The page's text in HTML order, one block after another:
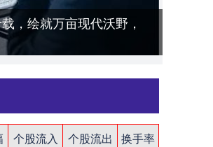
，绘就万亩现代沃野，
个股流入 个股流出
换手率